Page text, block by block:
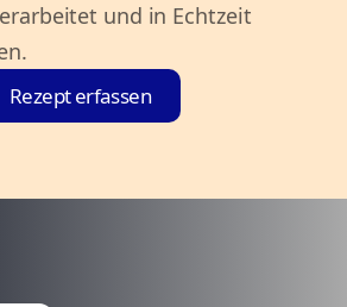
und in Echtzeit
Rezept erfassen